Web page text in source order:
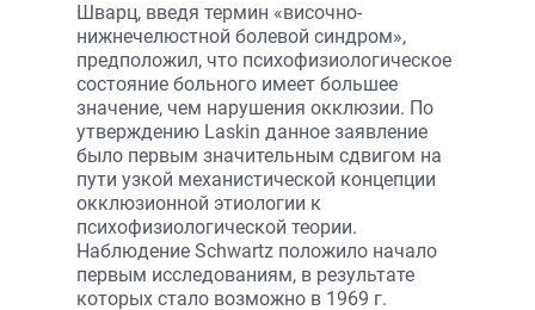
Шварц, введя термин «височно-
нижнечелюстной болевой синдром»,
предположил, что психофизиологическое
состояние больного имеет большее
значение, чем нарушения окклюзии. По
утверждению Laskin данное заявление
было первым значительным сдвигом на
пути узкой механистической концепции
окклюзионной этиологии к
психофизиологической теории.
Наблюдение Schwartz положило начало
первым исследованиям, в результате
которых стало возможно в 1969 г.